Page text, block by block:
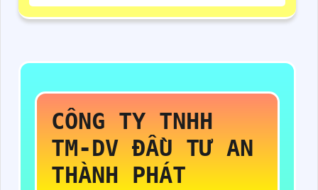
CÔNG TY TNHH
TM-DV ĐẦU TƯ AN
THÀNH PHÁT